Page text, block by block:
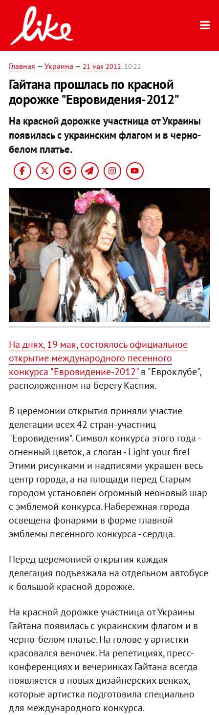
Главная — Украина — 21 мая 2012, 10:22
Гайтана прошлась по красной
дорожке "Евровидения-2012"
На красной дорожке участница от Украины
появилась с украинским флагом и в черно-
белом платье.
На днях, 19 мая, состоялось официальное
открытие международного песенного
конкурса "Евровидение-2012"в "Евроклубе",
расположенном на берегу Каспия.
В церемонии открытия приняли участие
делегации всех 42 стран-участниц
"Евровидения". Символ конкурса этого года -
огненный цветок, а слоган - Light your fire!
Этими рисунками и надписями украшен весь
центр города, а на площади перед Старым
городом установлен огромный неоновый шар
с эмблемой конкурса. Набережная города
освещена фонарями в форме главной
эмблемы песенного конкурса - сердца.
Перед церемонией открытия каждая
делегация подъезжала на отдельном автобусе
к большой красной дорожке.
На красной дорожке участница от Украины
Гайтана появилась с украинским флагом и в
черно-белом платье. На голове у артистки
красовался веночек. На репетициях, пресс-
конференциях и вечеринках Гайтана всегда
появляется в новых дизайнерских венках,
которые артистка подготовила специально
для международного конкурса.